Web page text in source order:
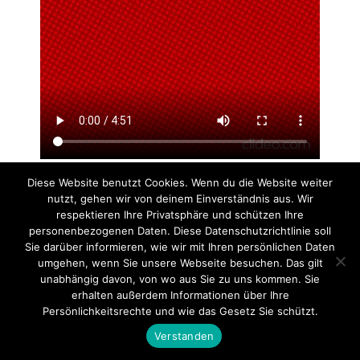
Startseite Einsätze Mitglied werden Über uns
Bilder
Kontakt
Theme byThink Up Themes Ltd. Powered byWordPress.
Diese Website benutzt Cookies. Wenn du die Website weiter
nutzt, gehen wir von deinem Einverständnis aus. Wir
respektieren Ihre Privatsphäre und schützen Ihre
personenbezogenen Daten. Diese Datenschutzrichtlinie soll
Sie darüber informieren, wie wir mit Ihren persönlichen Daten
umgehen, wenn Sie unsere Webseite besuchen. Das gilt
unabhängig davon, von wo aus Sie zu uns kommen. Sie
erhalten außerdem Informationen über Ihre
Persönlichkeitsrechte und wie das Gesetz Sie schützt.
Verstanden